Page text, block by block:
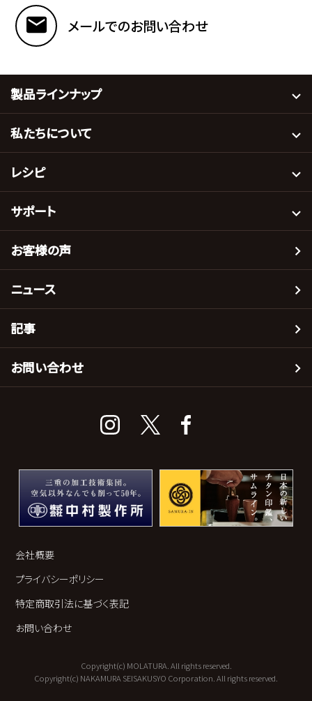
メールでのお問い合わせ
製品ラインナップ
私たちについて
レシピ
サポート
お客様の声
ニュース
記事
お問い合わせ
会社概要
プライバシーポリシー
特定商取引法に基づく表記
お問い合わせ
Copyright(c) MOLATURA. All rights reserved.
Copyright(c) NAKAMURA SEISAKUSYO Corporation. All rights reserved.